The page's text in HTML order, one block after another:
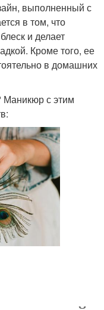
выполненный с
в том, что
и делает
Кроме того, ее
в домашних
Маникюр с этим